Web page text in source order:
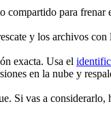
compartido para
y los archivos
exacta. Usa el
en la nube y
Si vas a considerarlo,